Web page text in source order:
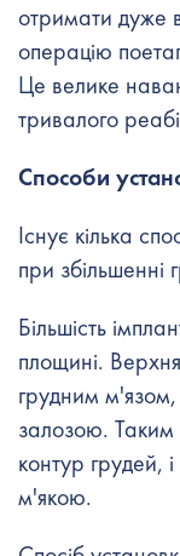
отримати дуже
операцію
Це велике
тривалого
Способи
Існує кілька
при збільшенні
Більшість
площині.
грудним
залозою. Таким
контур грудей,
м'якою.